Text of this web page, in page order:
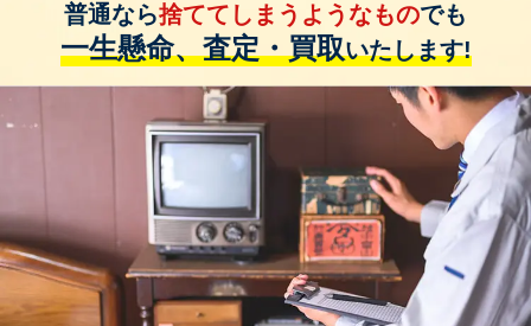
普通なら捨ててしまうようなものでも
一生懸命、査定・買取いたします!